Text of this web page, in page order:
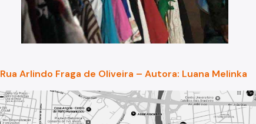
Rua Arlindo Fraga de Oliveira – Autora: Luana Melinka